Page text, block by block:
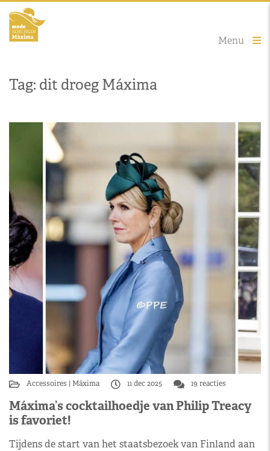
Menu
Tag: dit droeg Máxima
Accessoires Máxima 11 dec 2025 19 reacties
Máxima’s cocktailhoedje van Philip Treacy
is favoriet!
Tijdens de start van het staatsbezoek van Finland aan